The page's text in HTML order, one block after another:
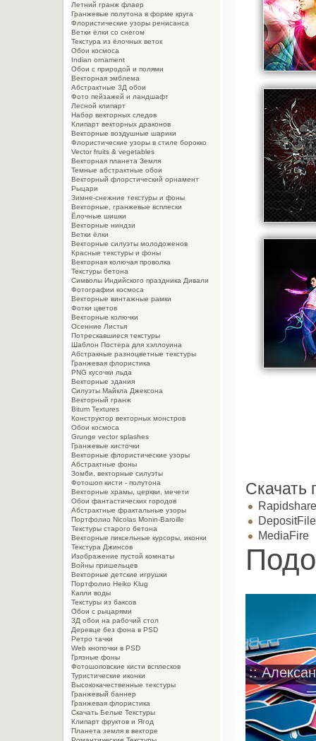
Скачать
Rapidshare
MediaFire
::
Летний гранж флаер
Гранжевые полутона в форме круга
Флористические узоры ренисанса
Ветки ёлки со снегом
Текстура из ёлочных веток
Обои космоса
Indian ornament
Обои с природой и полями
Векторная эмблема
Абстрактные 3Д обои
Фото пейзажей и ландшафт
Лесной клипарт
Набор векторных следов
Клипарт векторных драконов
Векторные воздушные шарики
Флористические узоры в стиле борокко
Vector fruits & vegetables
Векторная планета Земля
Темные абстрактные обои
Векторный флорстический орнамент
Рыцари
Зимне-снежние текстуры и фоны
Векторные, гранжевые всплески
Ёлочные шишки
Векторные ниндзи
Ветки ёлки
Векторные силуэты молодоженов
Красные текстуры и фоны
Векторная колючая проволка
Текстуры бетона
Символы Индийского праздника Дивали
Фотографии космоса
Векторные винтажные рамки
Фотки цветов
Векторные колючки
Осенние Листья
Потрескавшиеся текстуры
Шаблон Постера для хэллоуина
Абстракные разноцветные текстуры
Гранжевая флористика
PNG кусочки льда
Векторные здания
Силуэты Майкла Джексона
Векторный гранж
Bitum Textures
Конструктор векторных монстров
Обои космоса
Grunge vector splashes
Гранжевые кисточки
Векторные флористические узоры
Абстрактные фоны
Зомби, векторные силуэты
Фотошоп кисти - полутона
Векторные храмы, церкви, мечети
Обои фантастических городов
Абстрактные фрактальные узоры
Портфолио Nicolas Monin-Baroille
Текстуры старого бетона
Векторные пиксельные курсоры, иконки
Текстура Джинсов
Изображение пустой комнаты
Войны пришельцев
Векторные детские игрушки
Портфолио Heiko Klug
Капли воды
Текстуры из баксов
Обои с рыцарями
3Д обои на рабочий стол
Деревце без фона в PSD
Ретро тачки
Web кнопочки в PSD
Грязные фоны
Фотошоповские кисти всплесков
Туристические иконки
Высококачественные текстуры
Гранжевый баннер
Гранжевая флористика
Скачать Белые Текстуры
Клипарт фруктов и Ягод
Планета земля в векторе